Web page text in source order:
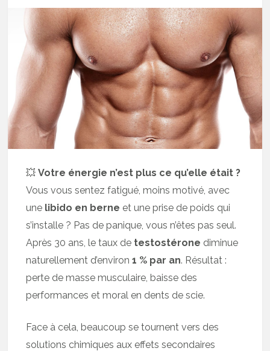
💥Votre énergie n’est plus ce qu’elle était ?
Vous vous sentez fatigué, moins motivé, avec
une libido en berne et une prise de poids qui
s’installe ? Pas de panique, vous n’êtes pas seul.
Après 30 ans, le taux de testostérone diminue
naturellement d’environ1 % par an. Résultat :
perte de masse musculaire, baisse des
performances et moral en dents de scie.
Face à cela, beaucoup se tournent vers des
solutions chimiques aux effets secondaires